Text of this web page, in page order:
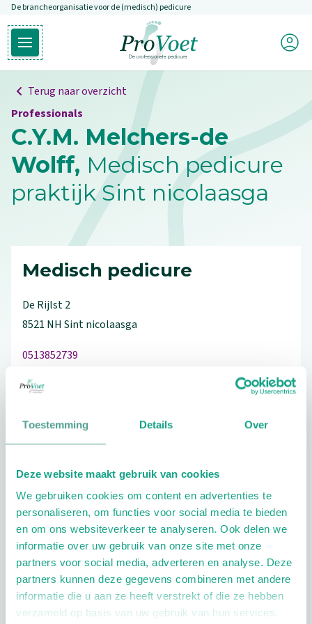
Toestemming Details Over
Deze website maakt gebruik van cookies
We gebruiken cookies om content en advertenties te
personaliseren, om functies voor social media te bieden
en om ons websiteverkeer te analyseren. Ook delen we
informatie over uw gebruik van onze site met onze
partners voor social media, adverteren en analyse. Deze
partners kunnen deze gegevens combineren met andere
informatie die u aan ze heeft verstrekt of die ze hebben
verzameld op basis van uw gebruik van hun services.
Overslaan en naar de inhoud gaan
De brancheorganisatie voor de (medisch) pedicure
Open hoofdmenu
Ga naar de homepagina
Mijn
Terug naar overzicht
Professionals
C.Y.M. Melchers-de
Wolff, Medisch pedicure
praktijk Sint nicolaasga
Medisch pedicure
De Rijlst2
8521 NH Sint nicolaasga
0513852739
Schrijf ook een review
Extra opties